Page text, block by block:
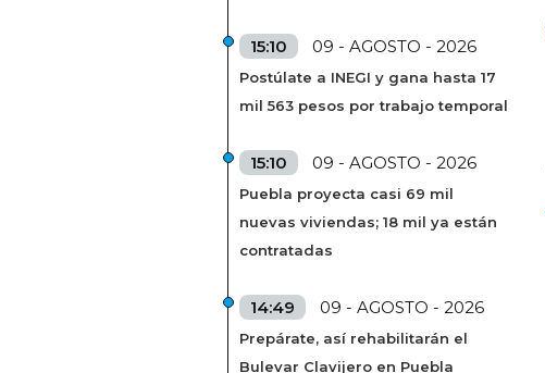
15:10 09 - AGOSTO - 2026
Postúlate a INEGI y gana hasta 17
mil 563 pesos por trabajo temporal
15:10 09 - AGOSTO - 2026
Puebla proyecta casi 69 mil
nuevas viviendas; 18 mil ya están
contratadas
14:49 09 - AGOSTO - 2026
Prepárate, así rehabilitarán el
Bulevar Clavijero en Puebla